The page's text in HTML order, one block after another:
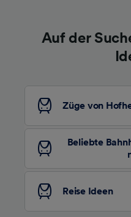
Auf der
Züge von
Beliebte
Reise Ideen
Inhalten,
Entwicklung und
Liste der Partner